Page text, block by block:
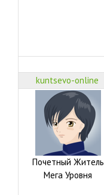
kuntsevo-online
Почетный Житель
Мега Уровня